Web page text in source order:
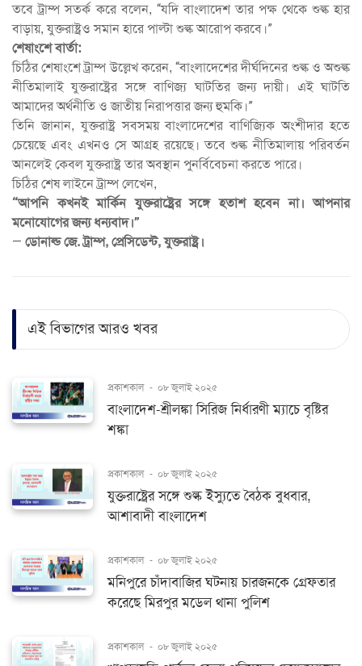
তবে ট্রাম্প সতর্ক করে বলেন, “যদি বাংলাদেশ তার পক্ষ থেকে শুল্ক হার
বাড়ায়, যুক্তরাষ্ট্রও সমান হারে পাল্টা শুল্ক আরোপ করবে।”
শেষাংশে বার্তা:
চিঠির শেষাংশে ট্রাম্প উল্লেখ করেন, “বাংলাদেশের দীর্ঘদিনের শুল্ক ও অশুল্ক
নীতিমালাই যুক্তরাষ্ট্রের সঙ্গে বাণিজ্য ঘাটতির জন্য দায়ী। এই ঘাটতি
আমাদের অর্থনীতি ও জাতীয় নিরাপত্তার জন্য হুমকি।”
তিনি জানান, যুক্তরাষ্ট্র সবসময় বাংলাদেশের বাণিজ্যিক অংশীদার হতে
চেয়েছে এবং এখনও সে আগ্রহ রয়েছে। তবে শুল্ক নীতিমালায় পরিবর্তন
আনলেই কেবল যুক্তরাষ্ট্র তার অবস্থান পুনর্বিবেচনা করতে পারে।
চিঠির শেষ লাইনে ট্রাম্প লেখেন,
“আপনি কখনই মার্কিন যুক্তরাষ্ট্রের সঙ্গে হতাশ হবেন না। আপনার
মনোযোগের জন্য ধন্যবাদ।”
— ডোনাল্ড জে. ট্রাম্প, প্রেসিডেন্ট, যুক্তরাষ্ট্র।
এই বিভাগের আরও খবর
প্রকাশকাল - ০৮ জুলাই ২০২৫
বাংলাদেশ-শ্রীলঙ্কা সিরিজ নির্ধারণী ম্যাচে বৃষ্টির
শঙ্কা
প্রকাশকাল - ০৮ জুলাই ২০২৫
যুক্তরাষ্ট্রের সঙ্গে শুল্ক ইস্যুতে বৈঠক বুধবার,
আশাবাদী বাংলাদেশ
প্রকাশকাল - ০৮ জুলাই ২০২৫
মনিপুরে চাঁদাবাজির ঘটনায় চারজনকে গ্রেফতার
করেছে মিরপুর মডেল থানা পুলিশ
প্রকাশকাল - ০৮ জুলাই ২০২৫